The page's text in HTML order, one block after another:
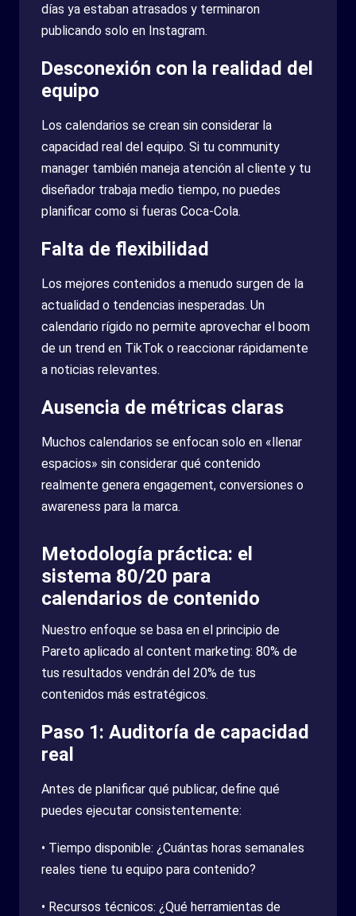
días ya estaban atrasados y terminaron
publicando solo en Instagram.
Desconexión con la realidad del
equipo
Los calendarios se crean sin considerar la
capacidad real del equipo. Si tu community
manager también maneja atención al cliente y tu
diseñador trabaja medio tiempo, no puedes
planificar como si fueras Coca-Cola.
Falta de flexibilidad
Los mejores contenidos a menudo surgen de la
actualidad o tendencias inesperadas. Un
calendario rígido no permite aprovechar el boom
de un trend en TikTok o reaccionar rápidamente
a noticias relevantes.
Ausencia de métricas claras
Muchos calendarios se enfocan solo en «llenar
espacios» sin considerar qué contenido
realmente genera engagement, conversiones o
awareness para la marca.
Metodología práctica: el
sistema 80/20 para
calendarios de contenido
Nuestro enfoque se basa en el principio de
Pareto aplicado al content marketing: 80% de
tus resultados vendrán del 20% de tus
contenidos más estratégicos.
Paso 1: Auditoría de capacidad
real
Antes de planificar qué publicar, define qué
puedes ejecutar consistentemente:
• Tiempo disponible: ¿Cuántas horas semanales
reales tiene tu equipo para contenido?
• Recursos técnicos: ¿Qué herramientas de